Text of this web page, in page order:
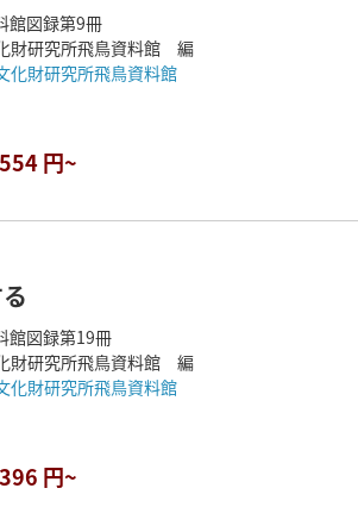
館図録第9冊
財研究所飛鳥資料館 編
化財研究所飛鳥資料館
554 円~
館図録第19冊
財研究所飛鳥資料館 編
化財研究所飛鳥資料館
396 円~